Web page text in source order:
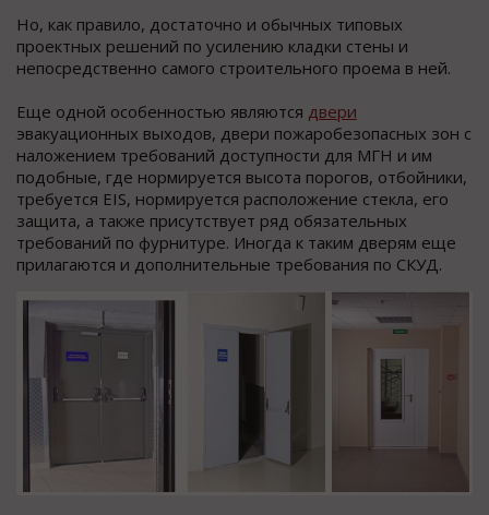
Но, как правило, достаточно и обычных типовых
проектных решений по усилению кладки стены и
непосредственно самого строительного проема в ней.
Еще одной особенностью являются двери
эвакуационных выходов, двери пожаробезопасных зон с
наложением требований доступности для МГН и им
подобные, где нормируется высота порогов, отбойники,
требуется EIS, нормируется расположение стекла, его
защита, а также присутствует ряд обязательных
требований по фурнитуре. Иногда к таким дверям еще
прилагаются и дополнительные требования по СКУД.